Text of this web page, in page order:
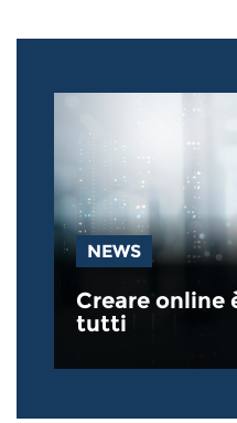
NEWS
Creare online
tutti